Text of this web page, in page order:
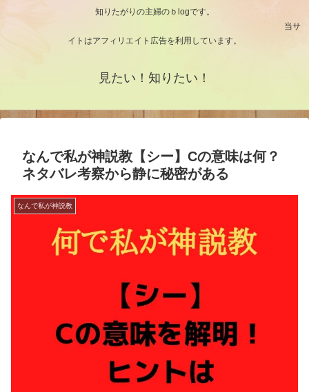
知りたがりの主婦のｂlogです。
当サ
イトはアフィリエイト広告を利用しています。
見たい！知りたい！
なんで私が神説教【シー】Cの意味は何？
ネタバレ考察から静に秘密がある
なんで私が神説教